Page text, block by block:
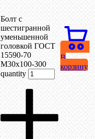
Болт с
шестигранной
уменьшенной
головкой ГОСТ
15590-70
М30х100-300
quantity
В
корзину